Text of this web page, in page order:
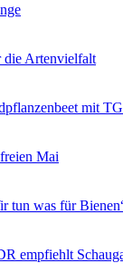
die Artenvielfalt
mit
Mai
tun was für
empfiehlt